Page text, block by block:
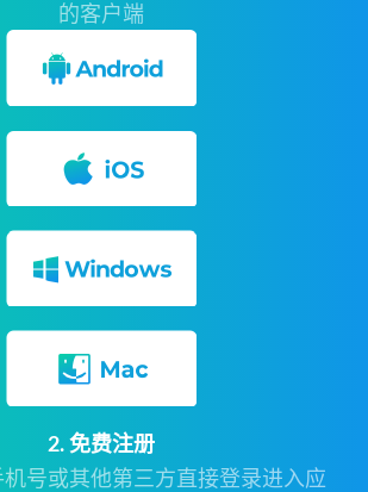
的客户端
2. 免费注册
号或其他第三方直接登录进入应